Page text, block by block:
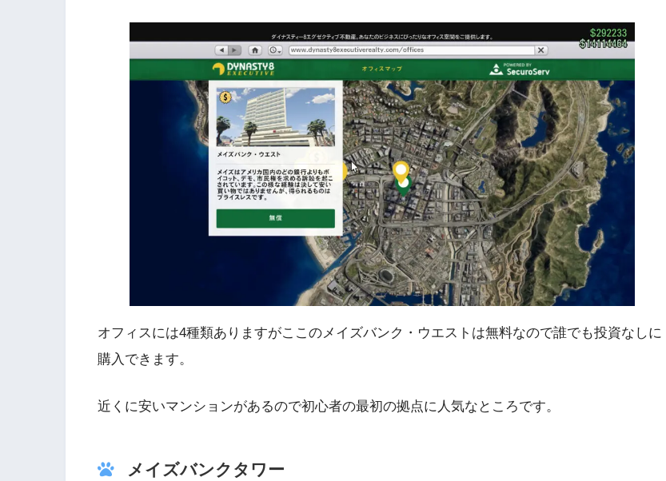
オフィスには4種類ありますがここのメイズバンク・ウエストは無料なので誰でも投資なしに
購入できます。
近くに安いマンションがあるので初心者の最初の拠点に人気なところです。
メイズバンクタワー